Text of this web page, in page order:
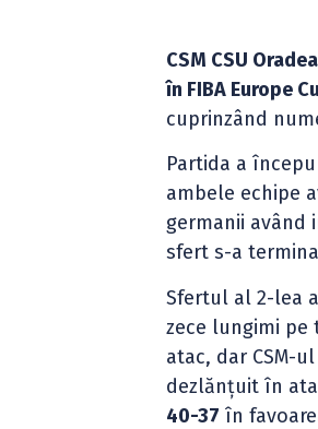
CSM CSU Oradea
în FIBA Europe
cuprinzând
Partida a
ambele echipe
germanii având
sfert s-a
Sfertul al 2-lea
zece lungimi pe
atac, dar CSM-
dezlănțuit în
40-37 în